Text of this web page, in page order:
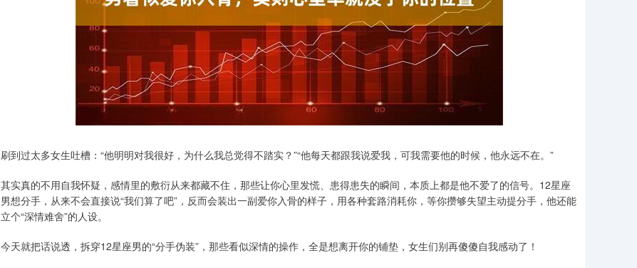
刷到过太多女生吐槽：“他明明对我很好，为什么我总觉得不踏实？”“他每天都跟我说爱我，可我需要他的时候，他永远不在。”
其实真的不用自我怀疑，感情里的敷衍从来都藏不住，那些让你心里发慌、患得患失的瞬间，本质上都是他不爱了的信号。12星座
男想分手，从来不会直接说“我们算了吧”，反而会装出一副爱你入骨的样子，用各种套路消耗你，等你攒够失望主动提分手，他还能
立个“深情难舍”的人设。
今天就把话说透，拆穿12星座男的“分手伪装”，那些看似深情的操作，全是想离开你的铺垫，女生们别再傻傻自我感动了！